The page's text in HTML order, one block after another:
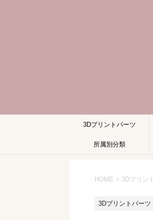
3Dプリントパーツ
所属別分類
HOME > 3Dプリン
3Dプリントパーツ